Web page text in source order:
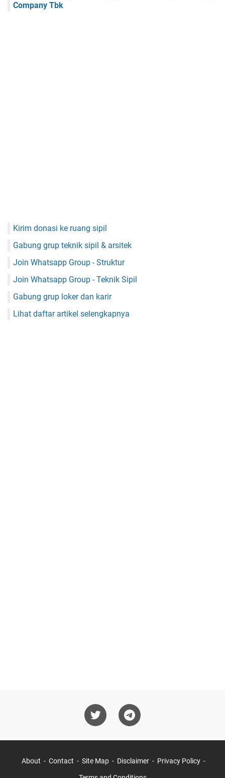
Company Tbk
Kirim donasi ke ruang sipil
Gabung grup teknik sipil & arsitek
Join Whatsapp Group - Struktur
Join Whatsapp Group - Teknik Sipil
Gabung grup loker dan karir
Lihat daftar artikel selengkapnya
About Contact Site Map Disclaimer Privacy Policy